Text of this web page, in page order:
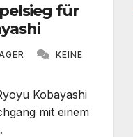
für
KEINE
Kobayashi
mit einem